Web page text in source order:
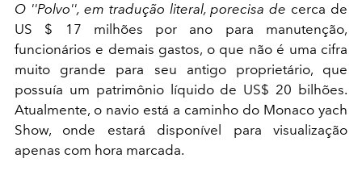
O ''Polvo'', em tradução literal, porecisa de cerca de
US $ 17 milhões por ano para manutenção,
funcionários e demais gastos, o que não é uma cifra
muito grande para seu antigo proprietário, que
possuía um patrimônio líquido de US$ 20 bilhões.
Atualmente, o navio está a caminho do Monaco yach
Show, onde estará disponível para visualização
apenas com hora marcada.